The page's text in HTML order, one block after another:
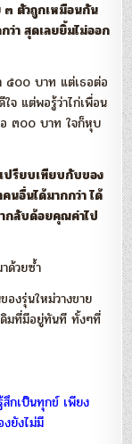
๓ ตัวถูกเหมือนกัน
ว่า สุดเลยยิ้มไม่ออก
๕๐๐ บาท แต่เธอต่อ
จ แต่พอรู้ว่าไก่เพื่อน
อ ๓๐๐ บาท ใจก็หุบ
ปรียบเทียบกับของ
นอื่นได้มากกว่า ได้
ากลับด้อยคุณค่าไป
ด้วยซ้ำ
งรุ่นใหม่วางขาย
ดิมที่มีอยู่ทันที ทั้งๆที่
กเป็นทุกข์ เพียง
งยังไม่มี